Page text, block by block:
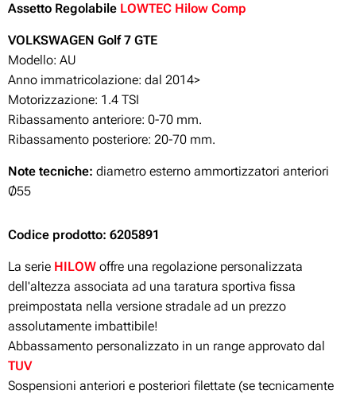
Assetto Regolabile LOWTEC Hilow Comp
VOLKSWAGEN Golf 7 GTE
Modello: AU
Anno immatricolazione: dal 2014>
Motorizzazione: 1.4 TSI
Ribassamento anteriore: 0-70 mm.
Ribassamento posteriore: 20-70 mm.
Note tecniche: diametro esterno ammortizzatori anteriori
Ø55
Codice prodotto: 6205891
La serie HILOW offre una regolazione personalizzata
dell'altezza associata ad una taratura sportiva fissa
preimpostata nella versione stradale ad un prezzo
assolutamente imbattibile!
Abbassamento personalizzato in un range approvato dal
TUV
Sospensioni anteriori e posteriori filettate (se tecnicamente